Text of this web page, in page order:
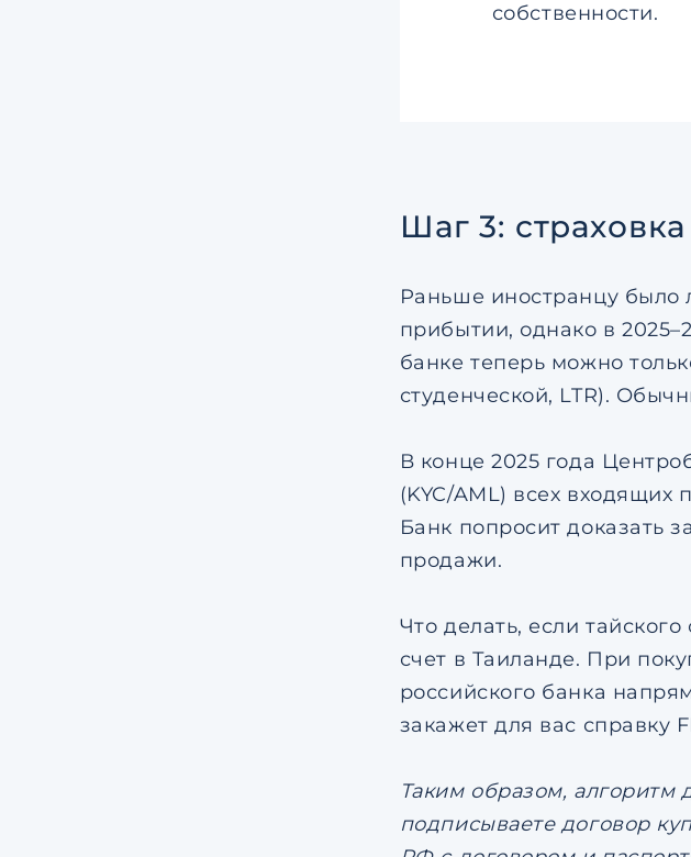
собственности.
Шаг 3:
Раньше иностранцу было
прибытии, однако в
банке теперь можно
студенческой, LTR).
В конце 2025 года
(KYC/AML) всех
Банк попросит доказать
продажи.
Что делать, если
счет в Таиланде. При
российского банка
закажет для вас справку
Таким образом, алгоритм
подписываете договор